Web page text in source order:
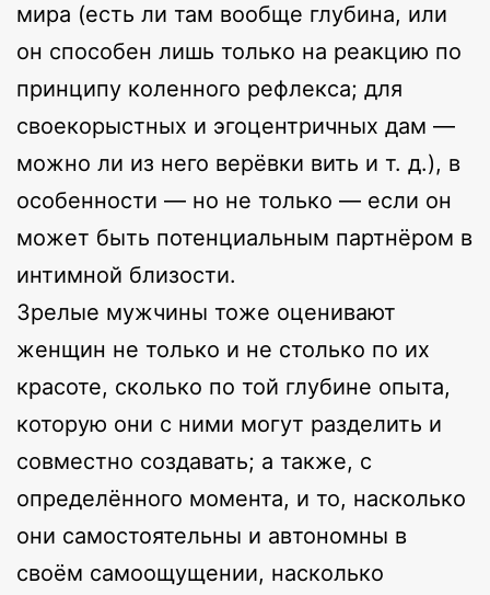
мира (есть ли там вообще глубина, или
он способен лишь только на реакцию по
принципу коленного рефлекса; для
своекорыстных и эгоцентричных дам —
можно ли из него верёвки вить и т. д.), в
особенности — но не только — если он
может быть потенциальным партнёром в
интимной близости.
Зрелые мужчины тоже оценивают
женщин не только и не столько по их
красоте, сколько по той глубине опыта,
которую они с ними могут разделить и
совместно создавать; а также, с
определённого момента, и то, насколько
они самостоятельны и автономны в
своём самоощущении, насколько